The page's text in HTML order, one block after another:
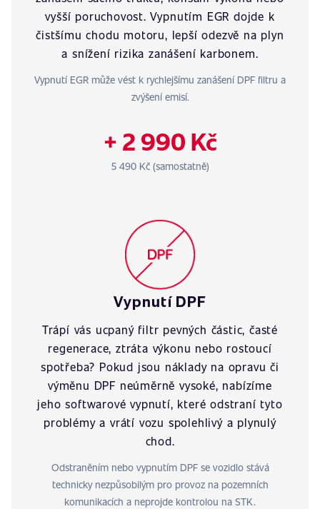
vyšší poruchovost. Vypnutím EGR dojde k
čistšímu chodu motoru, lepší odezvě na plyn
a snížení rizika zanášení karbonem.
Vypnutí EGR může vést k rychlejšímu zanášení DPF filtru a
zvýšení emisí.
+ 2 990 Kč
5 490 Kč (samostatně)
Vypnutí DPF
Trápí vás ucpaný filtr pevných částic, časté
regenerace, ztráta výkonu nebo rostoucí
spotřeba? Pokud jsou náklady na opravu či
výměnu DPF neúměrně vysoké, nabízíme
jeho softwarové vypnutí, které odstraní tyto
problémy a vrátí vozu spolehlivý a plynulý
chod.
Odstraněním nebo vypnutím DPF se vozidlo stává
technicky nezpůsobilým pro provoz na pozemních
komunikacích a neprojde kontrolou na STK.